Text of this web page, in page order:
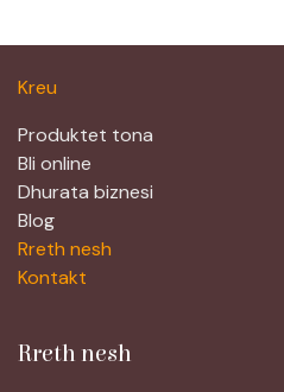
Kreu
Produktet tona
Bli online
Dhurata biznesi
Blog
Rreth nesh
Kontakt
Rreth nesh